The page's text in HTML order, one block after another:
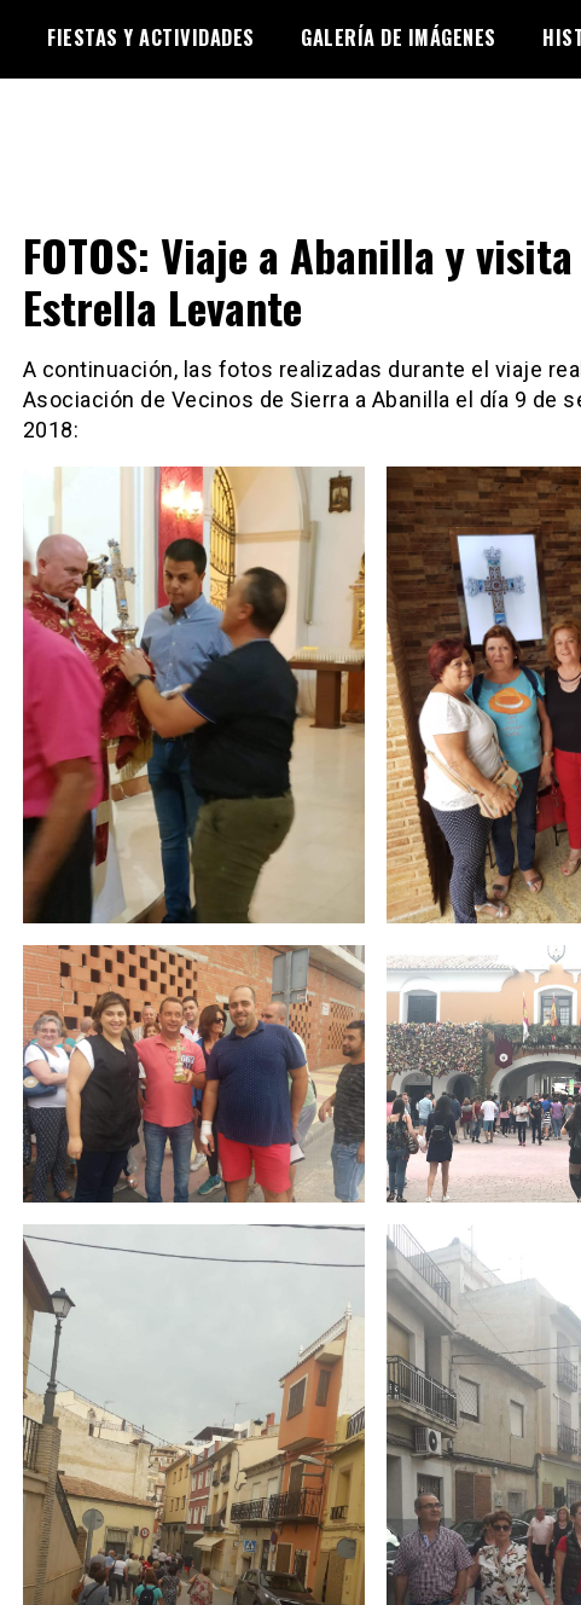
FIESTAS Y ACTIVIDADES GALERÍA DE IMÁGENES
FOTOS: Viaje a Abanilla y
Estrella Levante
A continuación, las fotos realizadas durante el viaje
Asociación de Vecinos de Sierra a Abanilla el día 9 de
2018: